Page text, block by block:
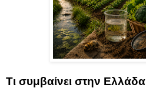
Τι συμβαίνει στην Ελλάδα